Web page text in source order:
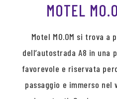
MOTEL
Motel MO.OM si trova a
dell’autostrada A8 in una
favorevole e riservata
passaggio e immerso